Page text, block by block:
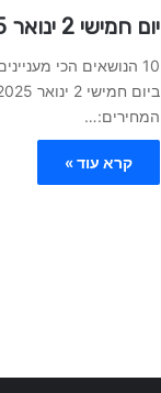
יום חמישי 2 ינואר 2025 – כל העדכונים הפיננסיים
10 הנושאים הכי
המחירים:…
קרא עוד »